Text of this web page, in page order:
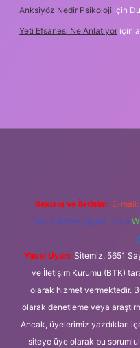
Anksiyöz Nedir Psikoloji için
Yeti Efsanesi Ne Anlatıyor için
Reklam ve İletişim: E-mail:
forumhizmeti@gmail.com
Yasal Uyarı: Sitemiz, 5651
ve İletişim Kurumu (BTK)
olarak hizmet vermektedir.
olarak denetleme veya
Ancak, üyelerimiz yazdıkları
siteye üye olarak bu